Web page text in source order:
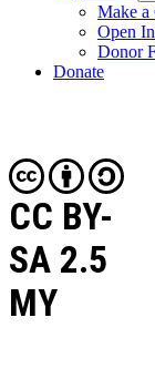
Make a
Open
Donor
Donate
CC BY-
SA 2.5
MY